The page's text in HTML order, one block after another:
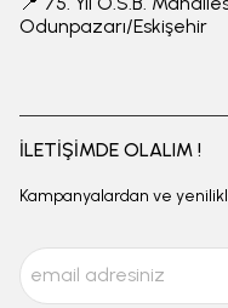
Odunpazarı/Eskişehir
İLETİŞİMDE OLALIM !
Kampanyalardan ve